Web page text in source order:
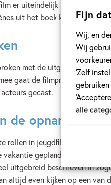
Fijn
Wij, en
Wij
‘Zelf
alle
er uiteindelijk uit komt te
uit het boek komen te
met de uitgeverij en de
gaat de filmproducent op
gecast.
de opnames
rollen in jeugdfilms, daarom
gepland. Ook op de
uitgebreid beschreven in
altijd even kijken op een van